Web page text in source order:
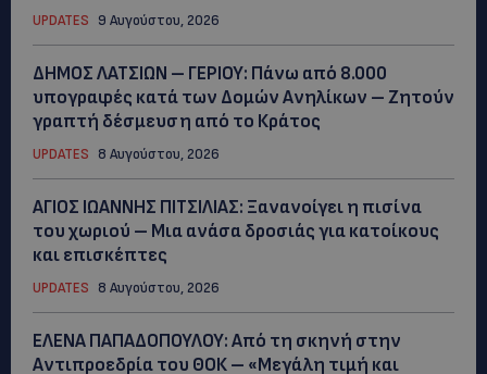
UPDATES 9 Αυγούστου, 2026
ΔΗΜΟΣ ΛΑΤΣΙΩΝ – ΓΕΡΙΟΥ: Πάνω από 8.000
υπογραφές κατά των Δομών Ανηλίκων – Ζητούν
γραπτή δέσμευση από το Κράτος
UPDATES 8 Αυγούστου, 2026
ΑΓΙΟΣ ΙΩΑΝΝΗΣ ΠΙΤΣΙΛΙΑΣ: Ξανανοίγει η πισίνα
του χωριού – Μια ανάσα δροσιάς για κατοίκους
και επισκέπτες
UPDATES 8 Αυγούστου, 2026
ΕΛΕΝΑ ΠΑΠΑΔΟΠΟΥΛΟΥ: Από τη σκηνή στην
Αντιπροεδρία του ΘΟΚ – «Μεγάλη τιμή και